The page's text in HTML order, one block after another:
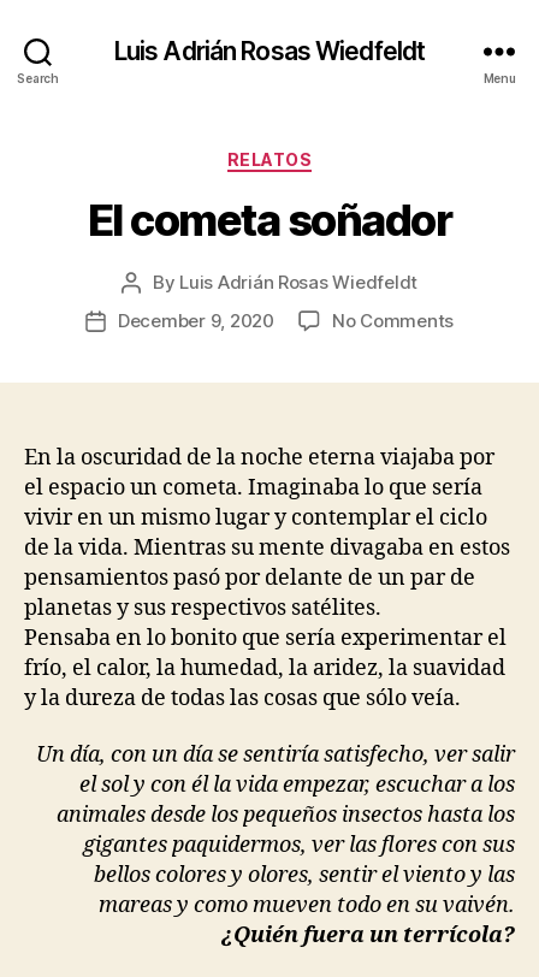
Search
Luis Adrián Rosas Wiedfeldt
Menu
Categories
RELATOS
El cometa soñador
Post
author
By Luis Adrián Rosas Wiedfeldt
PostDecember 9, 2020 No Commentson
En la oscuridad de la noche eterna viajaba por
el espacio un cometa. Imaginaba lo que sería
vivir en un mismo lugar y contemplar el ciclo
de la vida. Mientras su mente divagaba en estos
pensamientos pasó por delante de un par de
planetas y sus respectivos satélites.
Pensaba en lo bonito que sería experimentar el
frío, el calor, la humedad, la aridez, la suavidad
y la dureza de todas las cosas que sólo veía.
Un día, con un día se sentiría satisfecho, ver salir
el sol y con él la vida empezar, escuchar a los
animales desde los pequeños insectos hasta los
gigantes paquidermos, ver las flores con sus
bellos colores y olores, sentir el viento y las
mareas y como mueven todo en su vaivén.
¿Quién fuera un terrícola?